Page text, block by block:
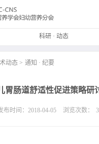
科研 · 动态
动态 通知 · 纪要
胃肠道舒适性促进策略研
布时间：2018-04-05 浏览次数：